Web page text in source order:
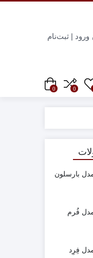
ورود | ثبت‌نام
0
0
بارسلون
فُرم
فِرِد